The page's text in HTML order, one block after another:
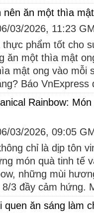
nên ăn một thìa
03/2026, 11:23
thực phẩm tốt cho
ăn một thìa mật
mật ong vào mỗi
Báo
Rainbow:
03/2026, 09:05
chỉ là dịp tôn
món quà tinh tế
những mùi
3 đầy cảm hứng.
quen ăn sáng làm